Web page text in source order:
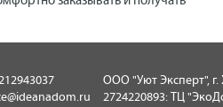
ООО "Уют Эксперт",
2724220893: ТЦ